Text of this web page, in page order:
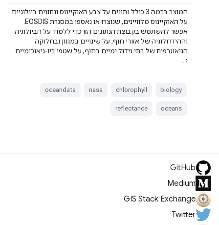
המוצר ברמה 3 כולל נתונים על צבע האוקיינוס ונתונים ביולוגיים
אפשר להשתמש בקבוצת הנתונים הזו כדי ללמוד על הביולוגיה
וההידרולוגיה של אזורי חוף, על שינויים במגוון ובחלוקה
הגיאוגרפית של בתי גידול ימיים בחוף, על שטפי ביו-גיאוכימיים
ו…
biology
chlorophyll
nasa
oceandata
oceans
reflectance
GitHub
Medium
GIS Stack Exchange
Twitter